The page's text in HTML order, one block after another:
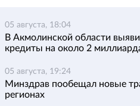
05 августа, 18:04
В Акмолинской области
кредиты на около 2
05 августа, 19:24
Минздрав пообещал новые
регионах